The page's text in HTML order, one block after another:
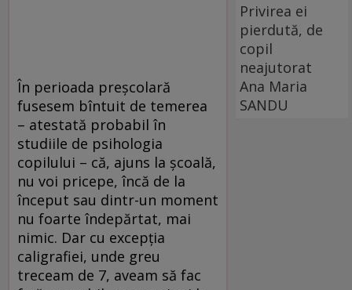
În perioada preşcolară
fusesem bîntuit de temerea
– atestată probabil în
studiile de psihologia
copilului – că, ajuns la şcoală,
nu voi pricepe, încă de la
început sau dintr-un moment
nu foarte îndepărtat, mai
nimic. Dar cu excepţia
caligrafiei, unde greu
treceam de 7, aveam să fac
Privirea ei
pierdută, de
copil
neajutorat
Ana Maria
SANDU